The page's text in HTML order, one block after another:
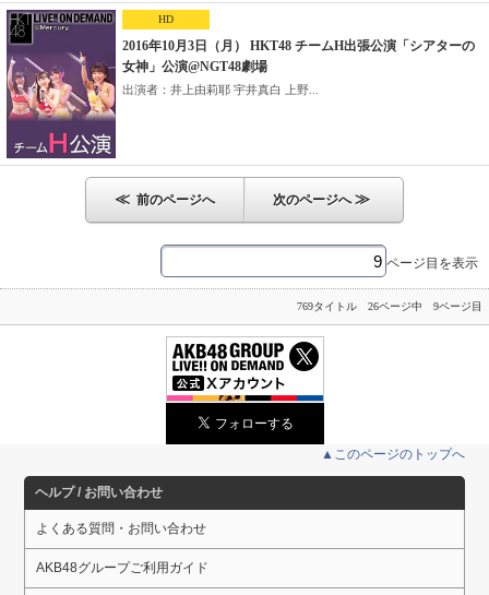
HD
2016年10月3日（月） HKT48 チームH出張公演「シアターの
女神」公演@NGT48劇場
出演者：井上由莉耶 宇井真白 上野...
≪ 前のページへ 次のページへ≫
ページ目を表示
769タイトル 26ページ中 9ページ目
▲このページのトップへ
ヘルプ / お問い合わせ
よくある質問・お問い合わせ
AKB48グループご利用ガイド